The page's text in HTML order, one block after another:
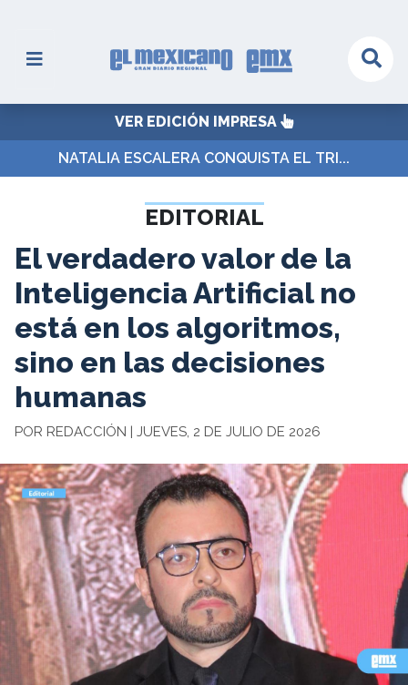
VER EDICIÓN IMPRESA
NATALIA ESCALERA CONQUISTA EL TRI...
EDITORIAL
El verdadero valor de la
Inteligencia Artificial no
está en los algoritmos,
sino en las decisiones
humanas
POR REDACCIÓN | JUEVES, 2 DE JULIO DE 2026